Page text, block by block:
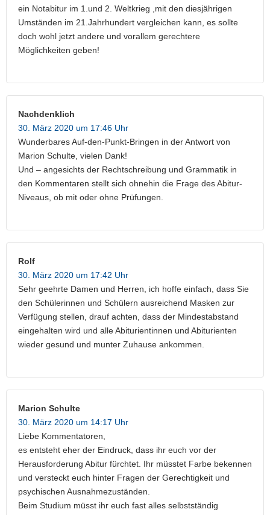
ein Notabitur im 1.und 2. Weltkrieg ,mit den diesjährigen
Umständen im 21.Jahrhundert vergleichen kann, es sollte
doch wohl jetzt andere und vorallem gerechtere
Möglichkeiten geben!
Nachdenklich
30. März 2020 um 17:46 Uhr
Wunderbares Auf-den-Punkt-Bringen in der Antwort von
Marion Schulte, vielen Dank!
Und – angesichts der Rechtschreibung und Grammatik in
den Kommentaren stellt sich ohnehin die Frage des Abitur-
Niveaus, ob mit oder ohne Prüfungen.
Rolf
30. März 2020 um 17:42 Uhr
Sehr geehrte Damen und Herren, ich hoffe einfach, dass Sie
den Schülerinnen und Schülern ausreichend Masken zur
Verfügung stellen, drauf achten, dass der Mindestabstand
eingehalten wird und alle Abiturientinnen und Abiturienten
wieder gesund und munter Zuhause ankommen.
Marion Schulte
30. März 2020 um 14:17 Uhr
Liebe Kommentatoren,
es entsteht eher der Eindruck, dass ihr euch vor der
Herausforderung Abitur fürchtet. Ihr müsstet Farbe bekennen
und versteckt euch hinter Fragen der Gerechtigkeit und
psychischen Ausnahmezuständen.
Beim Studium müsst ihr euch fast alles selbstständig